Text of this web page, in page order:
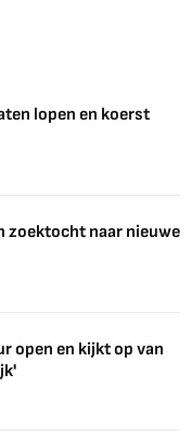
lopen en koerst
zoektocht naar nieuwe
open en kijkt op van